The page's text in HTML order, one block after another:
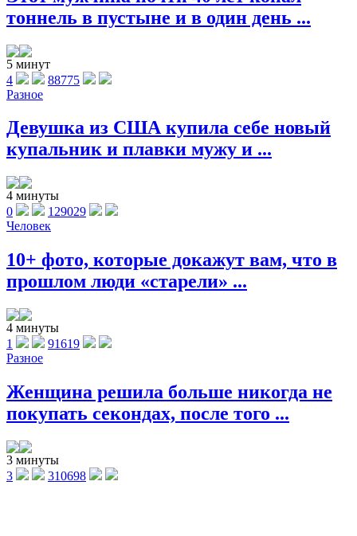
тоннель в пустыне и в один день ...
5 минут
4
88775
Разное
Девушка из США купила себе новый
купальник и плавки мужу и ...
4 минуты
0
129029
Человек
10+ фото, которые докажут вам, что в
прошлом люди «старели» ...
4 минуты
1
91619
Разное
Женщина решила больше никогда не
покупать секондах, после того ...
3 минуты
3
310698